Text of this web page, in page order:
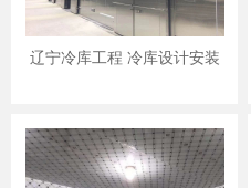
辽宁冷库工程 冷库设计安装